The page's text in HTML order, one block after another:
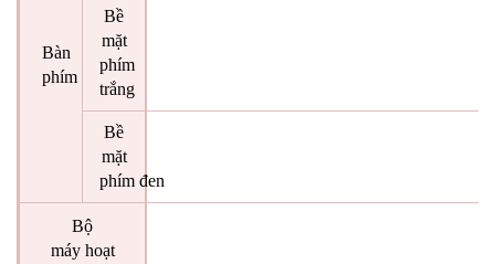
Bàn
phím
Bề
mặt
phím
trắng
Bề
mặt
phím đen
Bộ
máy hoạt